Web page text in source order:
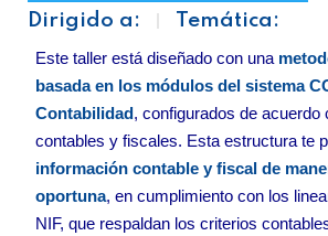
Dirigido a:
Temática:
Este taller está diseñado con una
basada en los módulos del sistema
Contabilidad, configurados de acuerdo
contables y fiscales. Esta estructura te
información contable y fiscal de
oportuna, en cumplimiento con los
NIF, que respaldan los criterios